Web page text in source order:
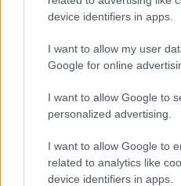
device identifiers in apps.
I want to allow my user
Google for online
I want to allow Google to
personalized advertising.
I want to allow Google to
related to analytics like
device identifiers in apps.
(KBTC)
Eureka Bridged PAX Gold (Terra